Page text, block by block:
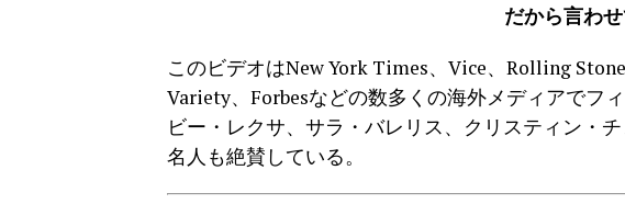
だから言わ
このビデオはNew York Times、Vice、Rolling
Variety、Forbesなどの数多くの海外メディアでフ
ビー・レクサ、サラ・バレリス、クリスティン・
名人も絶賛している。